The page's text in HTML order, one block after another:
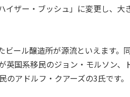
イザー・ブッシュ」に変更し、大
ール醸造所が源流といえます。
英国系移民のジョン・モルソン、
アドルフ・クアーズの3氏です。